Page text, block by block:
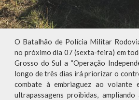
O Batalhão de Polícia Militar
no próximo dia 07 (sexta-feira) em
Grosso do Sul a “Operação
longo de três dias irá priorizar o
combate à embriaguez ao volante
ultrapassagens proibidas,